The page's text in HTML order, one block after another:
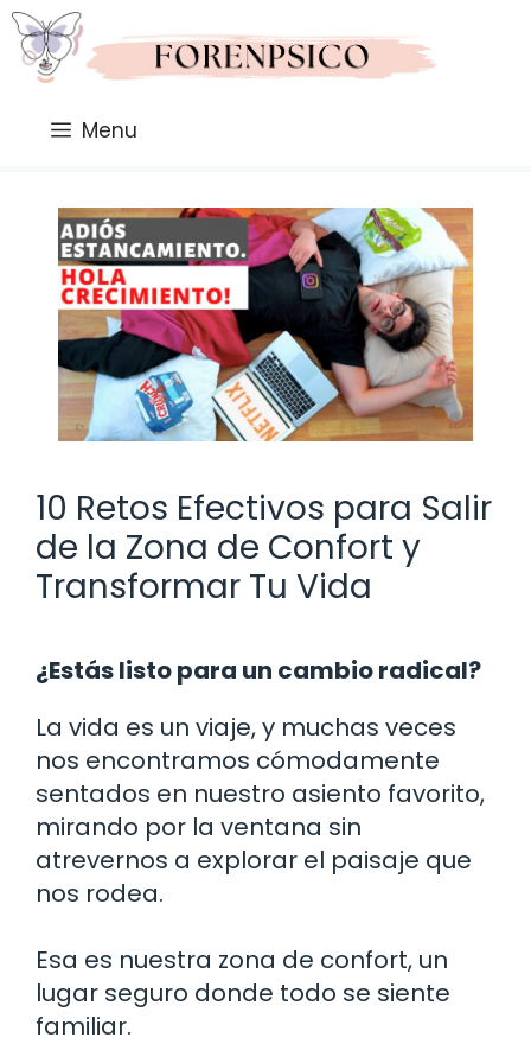
Saltar
al
contenido
Menu
10 Retos Efectivos para Salir
de la Zona de Confort y
Transformar Tu Vida
¿Estás listo para un cambio radical?
La vida es un viaje, y muchas veces
nos encontramos cómodamente
sentados en nuestro asiento favorito,
mirando por la ventana sin
atrevernos a explorar el paisaje que
nos rodea.
Esa es nuestra zona de confort, un
lugar seguro donde todo se siente
familiar.